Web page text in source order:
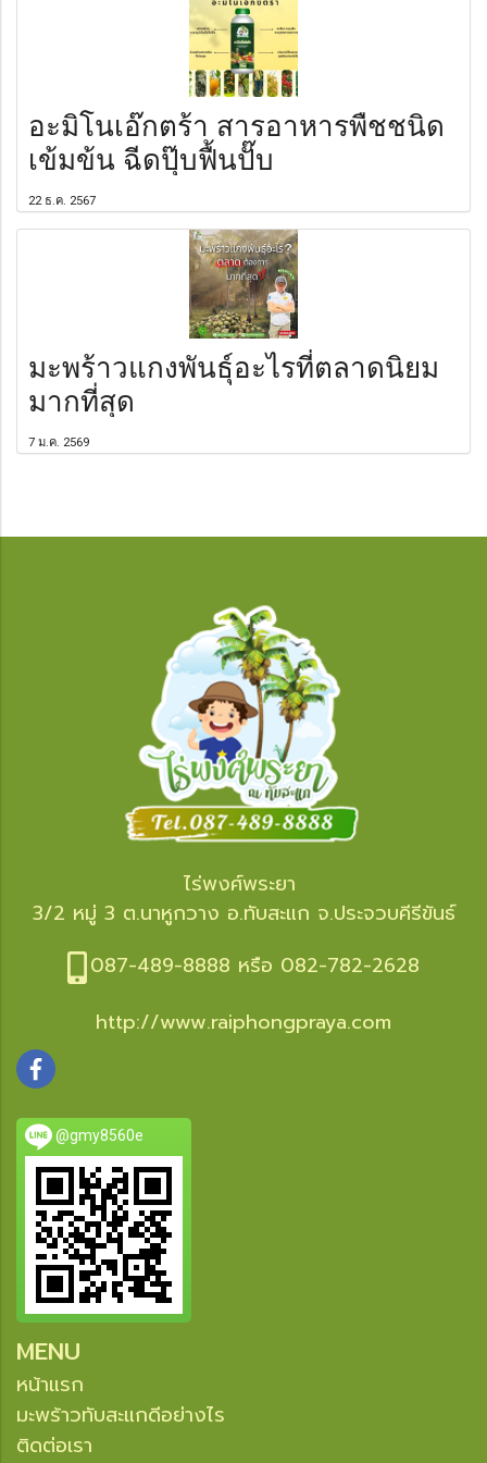
อะมิโนเอ๊กตร้า สารอาหารพืชชนิด
เข้มข้น ฉีดปุ๊บฟื้นปั๊บ
22 ธ.ค. 2567
มะพร้าวแกงพันธุ์อะไรที่ตลาดนิยม
มากที่สุด
7 ม.ค. 2569
ไร่พงศ์พระยา
3/2 หมู่ 3 ต.นาหูกวาง อ.ทับสะแก จ.ประจวบคีรีขันธ์
087-489-8888 หรือ 082-782-2628
http://www.raiphongpraya.com
@gmy8560e
MENU
หน้าแรก
มะพร้าวทับสะแกดีอย่างไร
ติดต่อเรา